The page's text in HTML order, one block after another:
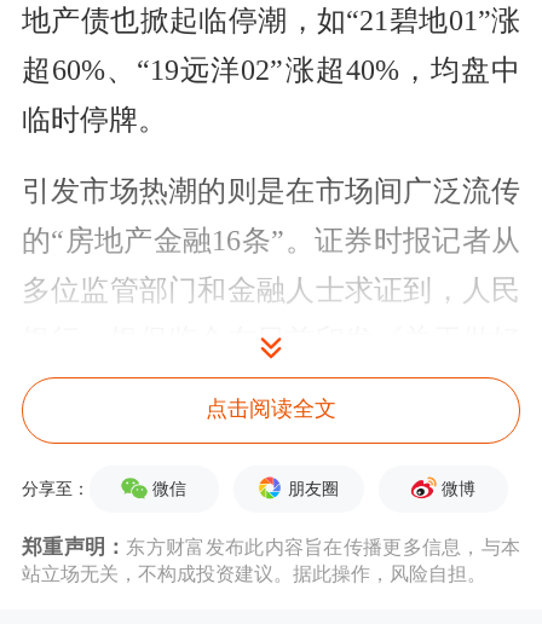
地产债也掀起临停潮，如“21碧地01”涨
超60%、“19远洋02”涨超40%，均盘中
临时停牌。
引发市场热潮的则是在市场间广泛流传
的“房地产金融16条”。证券时报记者从
多位监管部门和金融人士求证到，人民
银行、银保监会在日前印发《关于做好
当前金融支持房地产市场平稳健康发展
工作的通知》(下称《通知》)。
《通知》从保持房地融资平稳有序，积
极做好“保交楼”金融服务，积极配合做
点击阅读全文
分享至： 微信 朋友圈 微博
郑重声明： 东方财富发布此内容旨在传播更多信息，与本
站立场无关，不构成投资建议。据此操作，风险自担。